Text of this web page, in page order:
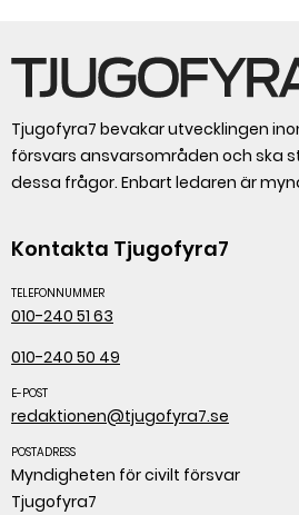
Tjugofyra7 bevakar utvecklingen
försvars ansvarsområden och ska
dessa frågor. Enbart ledaren är
Kontakta Tjugofyra7
TELEFONNUMMER
010-240 51 63
010-240 50 49
E-POST
redaktionen@tjugofyra7.se
POSTADRESS
Myndigheten för civilt försvar
Tjugofyra7